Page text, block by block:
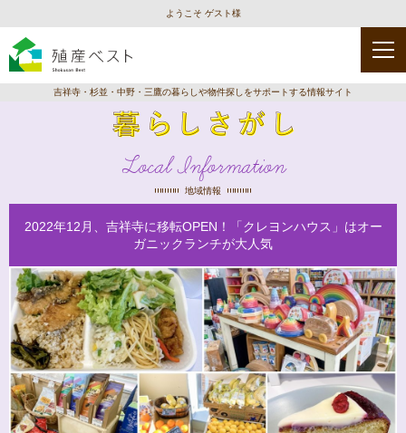
ようこそ ゲスト様
吉祥寺・杉並・中野・三鷹の暮らしや物件探しをサポートする情報サイト
Local Information
地域情報
2022年12月、吉祥寺に移転OPEN！「クレヨンハウス」はオー
ガニックランチが大人気